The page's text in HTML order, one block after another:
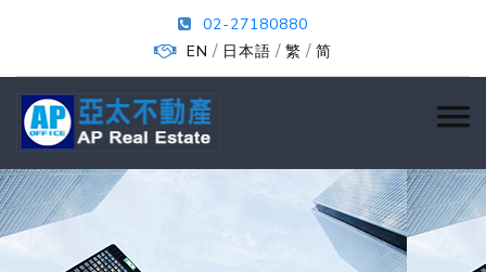
02-27180880
EN / 日本語 / 繁 / 简